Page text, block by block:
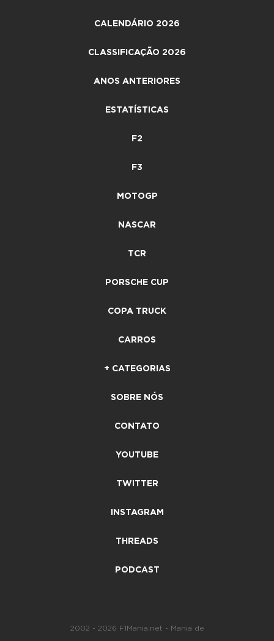
CALENDÁRIO 2026
CLASSIFICAÇÃO 2026
ANOS ANTERIORES
ESTATÍSTICAS
F2
F3
MOTOGP
NASCAR
TCR
PORSCHE CUP
COPA TRUCK
CARROS
+ CATEGORIAS
SOBRE NÓS
CONTATO
YOUTUBE
TWITTER
INSTAGRAM
THREADS
PODCAST
2002 - 2026 F1Mania.net - Mania de